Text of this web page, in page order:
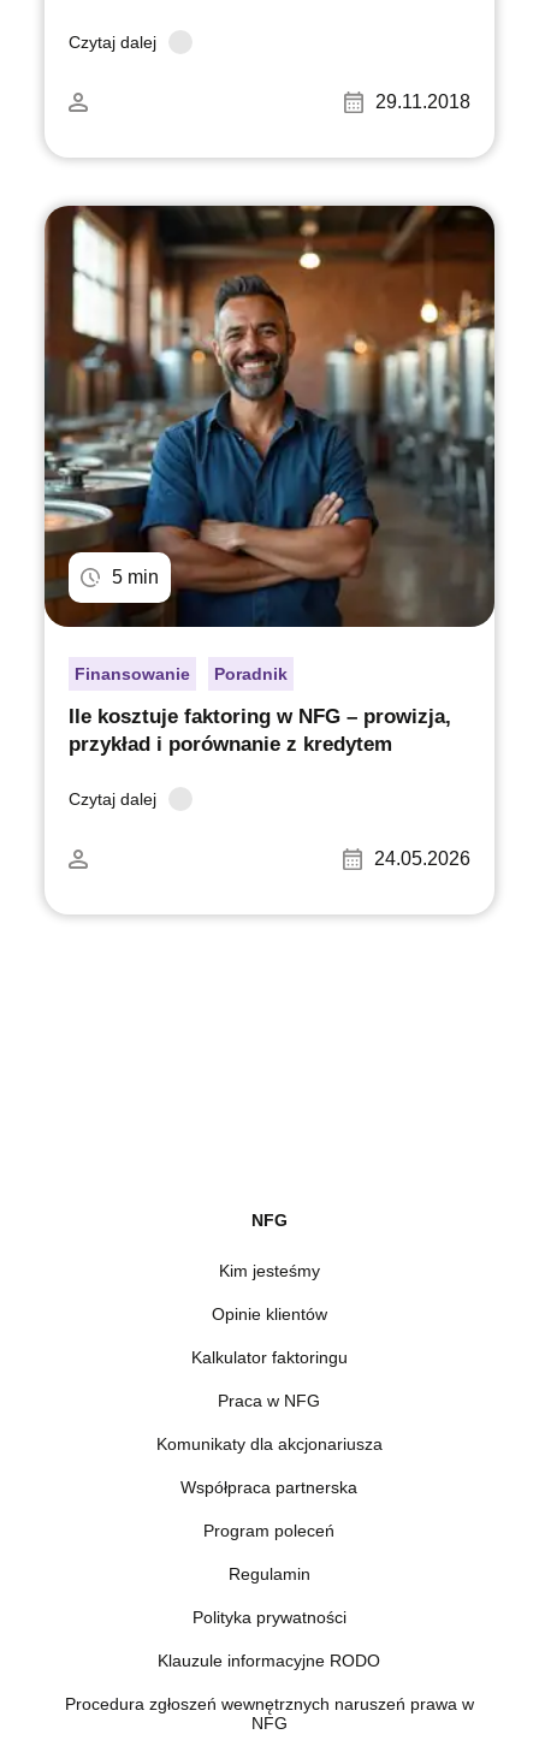
Czytaj dalej
29.11.2018
5 min
Finansowanie Poradnik
Ile kosztuje faktoring w NFG – prowizja,
przykład i porównanie z kredytem
Czytaj dalej
24.05.2026
NFG
Kim jesteśmy
Opinie klientów
Kalkulator faktoringu
Praca w NFG
Komunikaty dla akcjonariusza
Współpraca partnerska
Program poleceń
Regulamin
Polityka prywatności
Klauzule informacyjne RODO
Procedura zgłoszeń wewnętrznych naruszeń prawa w
NFG